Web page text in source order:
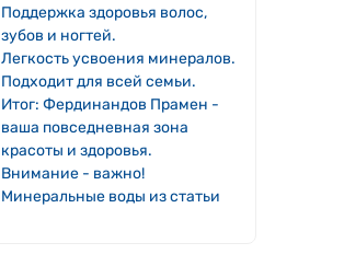
Поддержка здоровья волос,
зубов и ногтей.
Легкость усвоения минералов.
Подходит для всей семьи.
Итог: Фердинандов Прамен -
ваша повседневная зона
красоты и здоровья.
Внимание - важно!
Минеральные воды из статьи